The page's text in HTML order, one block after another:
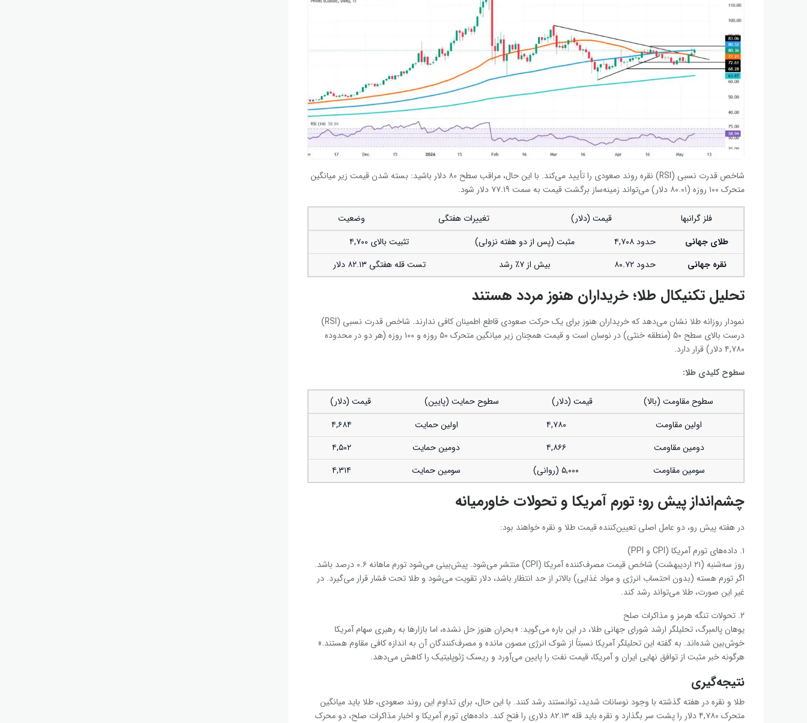
شاخص قدرت نسبی (RSI) نقره روند صعودی را تأیید می‌کند. با این حال، مراقب سطح ۸۰ دلار باشید: بسته شدن قیمت زیر میانگین
متحرک ۱۰۰ روزه (۸۰.۰۱ دلار) می‌تواند زمینه‌ساز برگشت قیمت به سمت ۷۷.۱۹ دلار شود.
فلز گرانبها قیمت (دلار) تغییرات هفتگی
وضعیت
طلای جهانی
حدود ۴,۷۰۸ مثبت (پس از دو هفته نزولی)
تثبیت بالای ۴,۷۰۰
نقره جهانی
حدود ۸۰.۷۲ بیش از ۷٪ رشد تست قله هفتگی ۸۲.۱۳ دلار
تحلیل تکنیکال طلا؛ خریداران هنوز مردد هستند
نمودار روزانه طلا نشان می‌دهد که خریداران هنوز برای یک حرکت صعودی قاطع اطمینان کافی ندارند. شاخص قدرت نسبی (RSI)
درست بالای سطح ۵۰ (منطقه خنثی) در نوسان است و قیمت همچنان زیر میانگین متحرک ۵۰ روزه و ۱۰۰ روزه (هر دو در محدوده
۴,۷۸۰ دلار) قرار دارد.
سطوح کلیدی طلا:
سطوح مقاومت (بالا) قیمت (دلار) سطوح حمایت (پایین)
قیمت (دلار)
اولین مقاومت
۴,۷۸۰ اولین حمایت
۴,۶۸۴
دومین مقاومت
۴,۸۶۶ دومین حمایت
۴,۵۰۲
سومین مقاومت
۵,۰۰۰ (روانی) سومین حمایت ۴,۳۱۴
چشم‌انداز پیش رو؛ تورم آمریکا و تحولات خاورمیانه
در هفته پیش رو، دو عامل اصلی تعیین‌کننده قیمت طلا و نقره خواهند بود:
۱. داده‌های تورم آمریکا (CPI و PPI)
روز سه‌شنبه (۲۱ اردیبهشت) شاخص قیمت مصرف‌کننده آمریکا (CPI) منتشر می‌شود. پیش‌بینی می‌شود تورم ماهانه ۰.۶ درصد باشد.
اگر تورم هسته (بدون احتساب انرژی و مواد غذایی) بالاتر از حد انتظار باشد، دلار تقویت می‌شود و طلا تحت فشار قرار می‌گیرد. در
غیر این صورت، طلا می‌تواند رشد کند.
۲. تحولات تنگه هرمز و مذاکرات صلح
یوهان پالمبرگ، تحلیلگر ارشد شورای جهانی طلا، در این باره می‌گوید: «بحران هنوز حل نشده، اما بازارها به رهبری سهام آمریکا
خوش‌بین شده‌اند. به گفته این تحلیلگر آمریکا نسبتاً از شوک انرژی مصون مانده و مصرف‌کنندگان آن به اندازه کافی مقاوم هستند.»
هرگونه خبر مثبت از توافق نهایی ایران و آمریکا، قیمت نفت را پایین می‌آورد و ریسک ژئوپلیتیک را کاهش می‌دهد.
نتیجه‌گیری
طلا و نقره در هفته گذشته با وجود نوسانات شدید، توانستند رشد کنند. با این حال، برای تداوم این روند صعودی، طلا باید میانگین
متحرک ۴,۷۸۰ دلار را پشت سر بگذارد و نقره باید قله ۸۲.۱۳ دلاری را فتح کند. داده‌های تورم آمریکا و اخبار مذاکرات صلح، دو محرک